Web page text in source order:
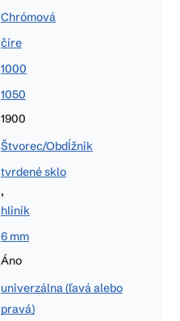
Chrómová
číre
1000
1050
1900
Štvorec/Obdĺžnik
tvrdené sklo
,
hliník
6 mm
Áno
univerzálna (ľavá alebo
pravá)